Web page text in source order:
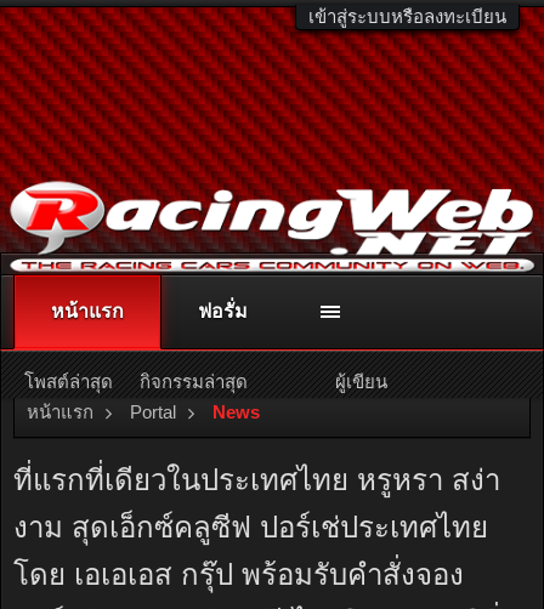
เข้าสู่ระบบหรือลงทะเบียน
ติดต่อลงโฆษณา racingweb@gmail.comหรือโทร. 081-811-1138
หรืออ่านรายละเอียดเพิ่มเติม คลิกที่นี่
หน้าแรก Portal News
ที่แรกที่เดียวในประเทศไทย หรูหรา สง่า
งาม สุดเอ็กซ์คลูซีฟ ปอร์เช่ประเทศไทย
โดย เอเอเอส กรุ๊ป พร้อมรับคำสั่งจอง
หน้าแรก
โพสต์ล่าสุด กิจกรรมล่าสุด ผู้เขียน
ฟอรั่ม